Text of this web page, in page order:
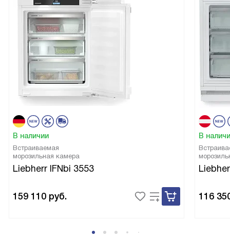
В наличии
Встраиваемая
морозильная камера
Liebherr IFNbi 3553
159 110 руб.
В
116